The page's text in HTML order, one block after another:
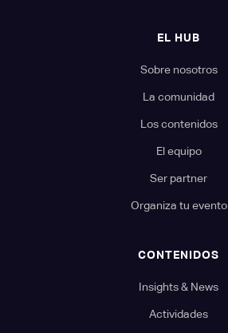
EL HUB
Sobre nosotros
La comunidad
Los contenidos
El equipo
Ser partner
Organiza tu evento
CONTENIDOS
Insights & News
Actividades